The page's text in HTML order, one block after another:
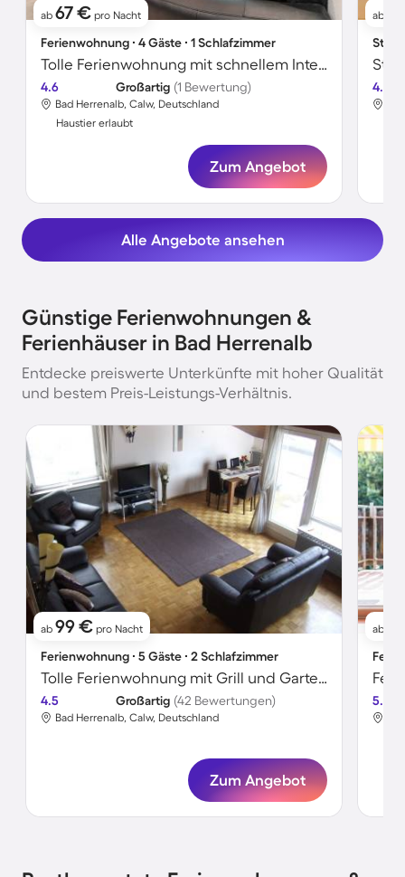
ab 67 € pro Nacht
Ferienwohnung ∙ 4 Gäste ∙ 1 Schlafzimmer
Tolle Ferienwohnung mit schnellem Internet, Pool und Garten | Haustierfreundlich
4.6 Großartig (1 Bewertung)
Bad Herrenalb, Calw, Deutschland
Haustier erlaubt
Zum Angebot
ab
4.2
Alle Angebote ansehen
Günstige Ferienwohnungen &
Ferienhäuser in Bad Herrenalb
Entdecke preiswerte Unterkünfte mit hoher Qualität
und bestem Preis-Leistungs-Verhältnis.
ab 99 € pro Nacht
Ferienwohnung ∙ 5 Gäste ∙ 2 Schlafzimmer
Tolle Ferienwohnung mit Grill und Garten | Bergblick
4.5 Großartig (42 Bewertungen)
Bad Herrenalb, Calw, Deutschland
Zum Angebot
ab
5.0